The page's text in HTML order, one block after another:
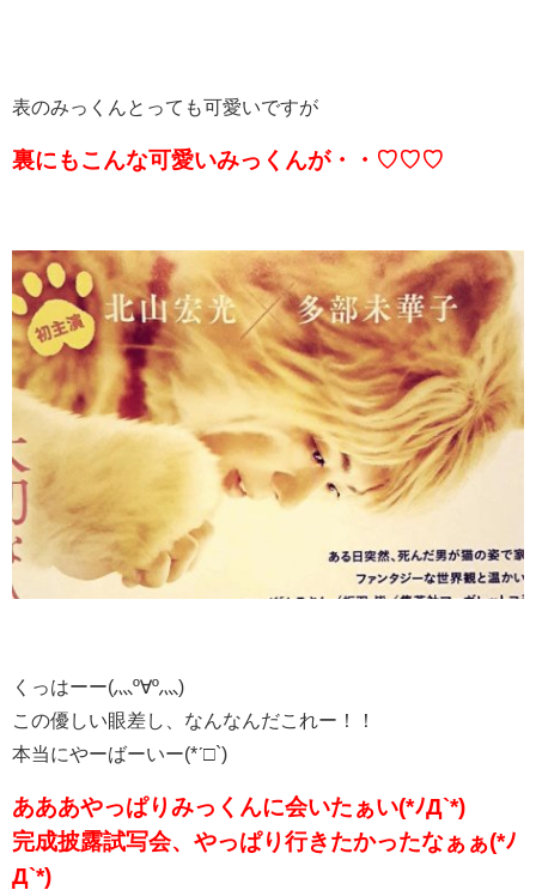
表のみっくんとっても可愛いですが
裏にもこんな可愛いみっくんが・・♡♡♡
くっはーー(灬º∀º灬)
この優しい眼差し、なんなんだこれー！！
本当にやーばーいー(*ˊ□`)
あああやっぱりみっくんに会いたぁい(*ﾉД`*)
完成披露試写会、やっぱり行きたかったなぁぁ(*ﾉ
Д`*)